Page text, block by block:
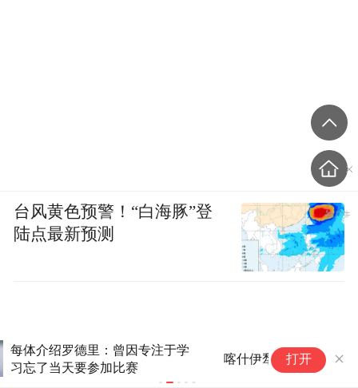
喀什伊犁会师疆超联赛决赛 打开
台风黄色预警！“白海豚”登
陆点最新预测